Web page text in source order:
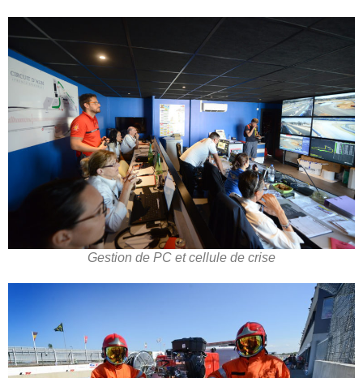
Gestion de PC et cellule de crise